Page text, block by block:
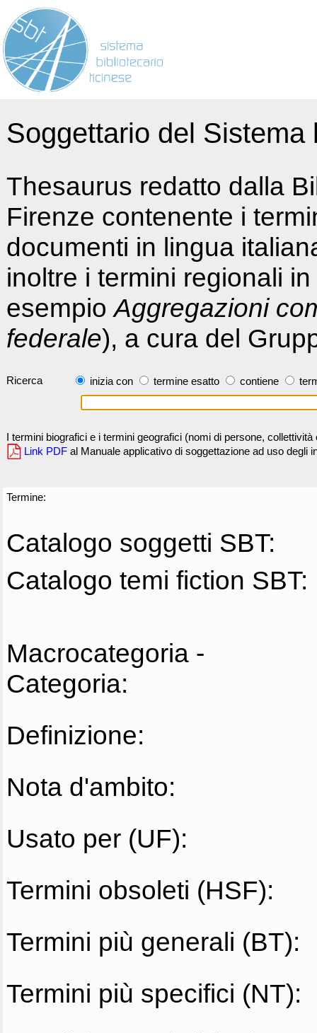
Soggettario del
Thesaurus redatto dalla
Firenze contenente i
documenti in lingua
inoltre i termini regionali
esempioAggregazioni
federale), a cura del
Ricerca inizia con termine esatto contiene
I termini biografici e i termini geografici (nomi di persone,
Link PDF al Manuale applicativo di soggettazione ad uso degli
Termine:
Catalogo soggetti SBT:
Catalogo temi fiction SBT:
Macrocategoria -
Categoria:
Definizione:
Nota d'ambito:
Usato per (UF):
Termini obsoleti (HSF):
Termini più generali (BT):
Termini più specifici (NT):